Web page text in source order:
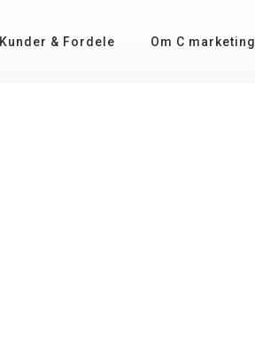
Kunder & Fordele Om C marketing